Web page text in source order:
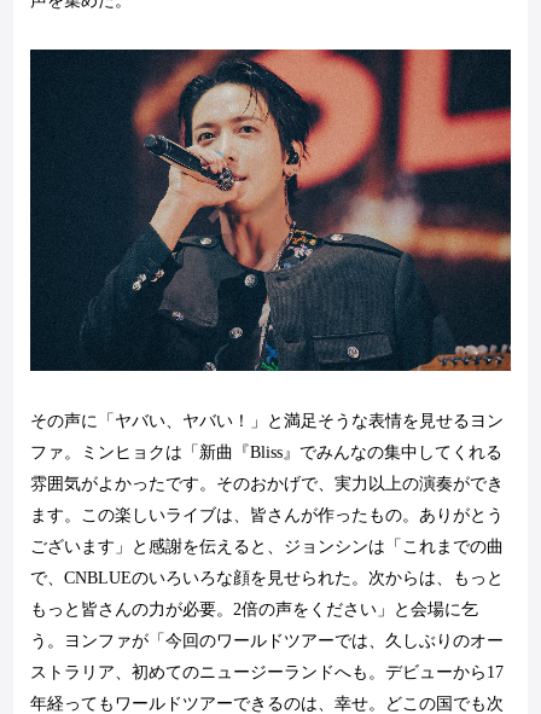
その声に「ヤバい、ヤバい！」と満足そうな表情を見せるヨン
ファ。ミンヒョクは「新曲『Bliss 』でみんなの集中してくれる
雰囲気がよかったです。そのおかげで、実力以上の演奏ができ
ます。この楽しいライブは、皆さんが作ったもの。ありがとう
ございます」と感謝を伝えると、ジョンシンは「これまでの曲
で、CNBLUEのいろいろな顔を見せられた。次からは、もっと
もっと皆さんの力が必要。 2倍の声をください」と会場に乞
う。ヨンファが「今回のワールドツアーでは、久しぶりのオー
ストラリア、初めてのニュージーランドへも。デビューから 17
年経ってもワールドツアーできるのは、幸せ。どこの国でも次